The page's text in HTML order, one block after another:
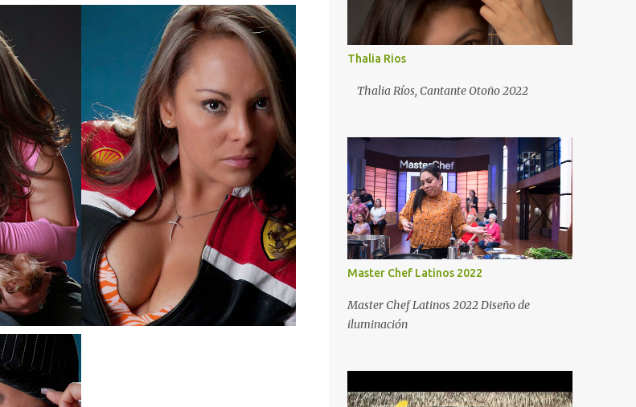
Thalia Rios
Thalia Ríos, Cantante Otoño 2022
Master Chef Latinos 2022
Master Chef Latinos 2022 Diseño de
iluminación